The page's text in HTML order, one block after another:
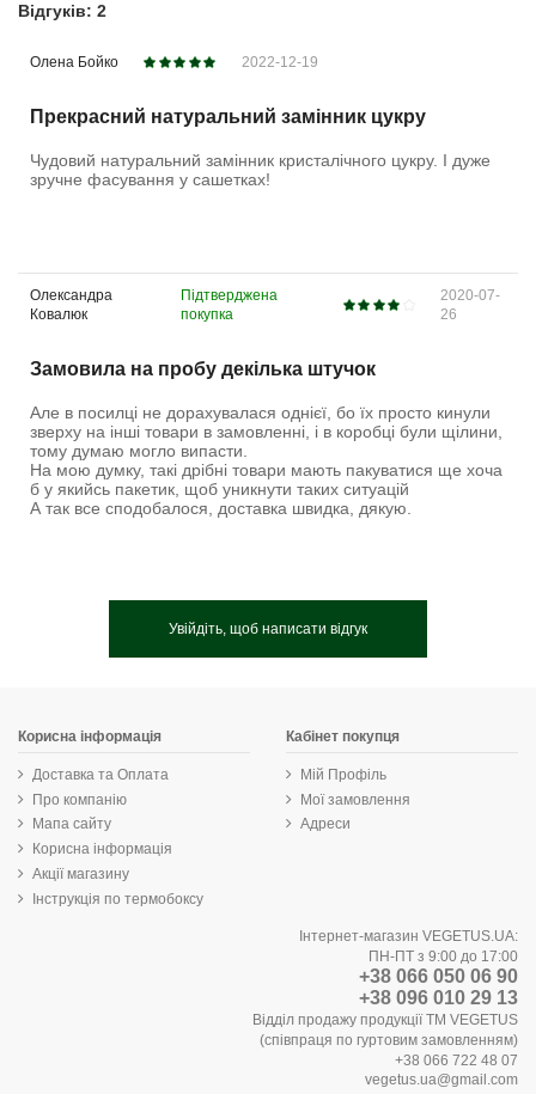
Відгуків: 2
Олена Бойко 2022-12-19
Прекрасний натуральний замінник цукру
Чудовий натуральний замінник кристалічного цукру. І дуже
зручне фасування у сашетках!
Олександра
Ковалюк
Підтверджена
покупка
2020-07-
26
Замовила на пробу декілька штучок
Але в посилці не дорахувалася однієї, бо їх просто кинули
зверху на інші товари в замовленні, і в коробці були щілини,
тому думаю могло випасти.
На мою думку, такі дрібні товари мають пакуватися ще хоча
б у якийсь пакетик, щоб уникнути таких ситуацій
А так все сподобалося, доставка швидка, дякую.
Увійдіть, щоб написати відгук
Корисна інформація
Доставка та Оплата
Про компанію
Мапа сайту
Корисна інформація
Акції магазину
Інструкція по термобоксу
Кабінет покупця
Мій Профіль
Мої замовлення
Адреси
Інтернет-магазин VEGETUS.UA:
ПН-ПТ з 9:00 до 17:00
+38 066 050 06 90
+38 096 010 29 13
Відділ продажу продукції ТМ VEGETUS
(співпраця по гуртовим замовленням)
+38 066 722 48 07
vegetus.ua@gmail.com